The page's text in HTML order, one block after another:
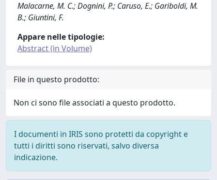
Malacarne, M. C.; Dognini, P.; Caruso, E.; Gariboldi, M.
B.; Giuntini, F.
Appare nelle tipologie:
Abstract (in Volume)
File in questo prodotto:
Non ci sono file associati a questo prodotto.
I documenti in IRIS sono protetti da copyright e
tutti i diritti sono riservati, salvo diversa
indicazione.